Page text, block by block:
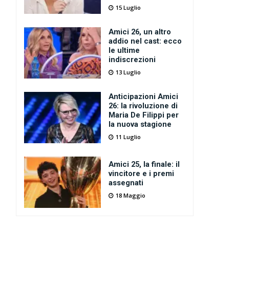
15 Luglio
Amici 26, un altro
addio nel cast: ecco
le ultime
indiscrezioni
13 Luglio
Anticipazioni Amici
26: la rivoluzione di
Maria De Filippi per
la nuova stagione
11 Luglio
Amici 25, la finale: il
vincitore e i premi
assegnati
18 Maggio